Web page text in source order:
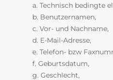
a. Technisch bedingte
b. Benutzernamen,
c. Vor- und Nachname,
d. E-Mail-Adresse,
e. Telefon- bzw
f. Geburtsdatum,
g. Geschlecht,